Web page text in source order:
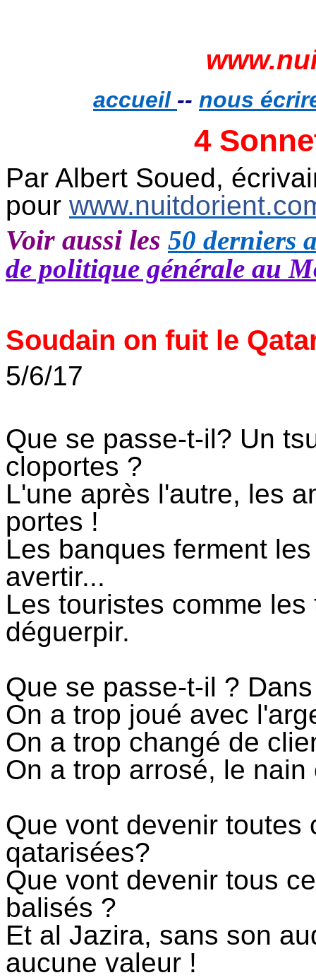
accueil -- nous
4
Par Albert Soued,
pour
Voir aussi les 50 derniers
de politique générale au
Soudain on fuit le
5/6/17
Que se passe-t-il? Un
cloportes ?
L'une après l'autre, les
portes !
Les banques ferment
avertir...
Les touristes comme
déguerpir.
Que se passe-t-il ?
On a trop joué avec
On a trop changé de
On a trop arrosé, le
Que vont devenir toutes
qatarisées?
Que vont devenir tous
balisés ?
Et al Jazira, sans son
aucune valeur !